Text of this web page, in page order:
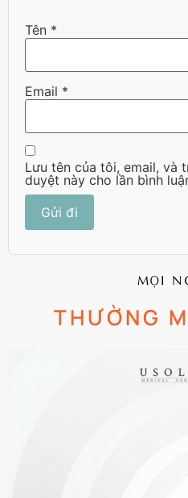
Tên *
Email *
Lưu tên của tôi, email, và
duyệt này cho lần bình
MỌI
THƯỜNG